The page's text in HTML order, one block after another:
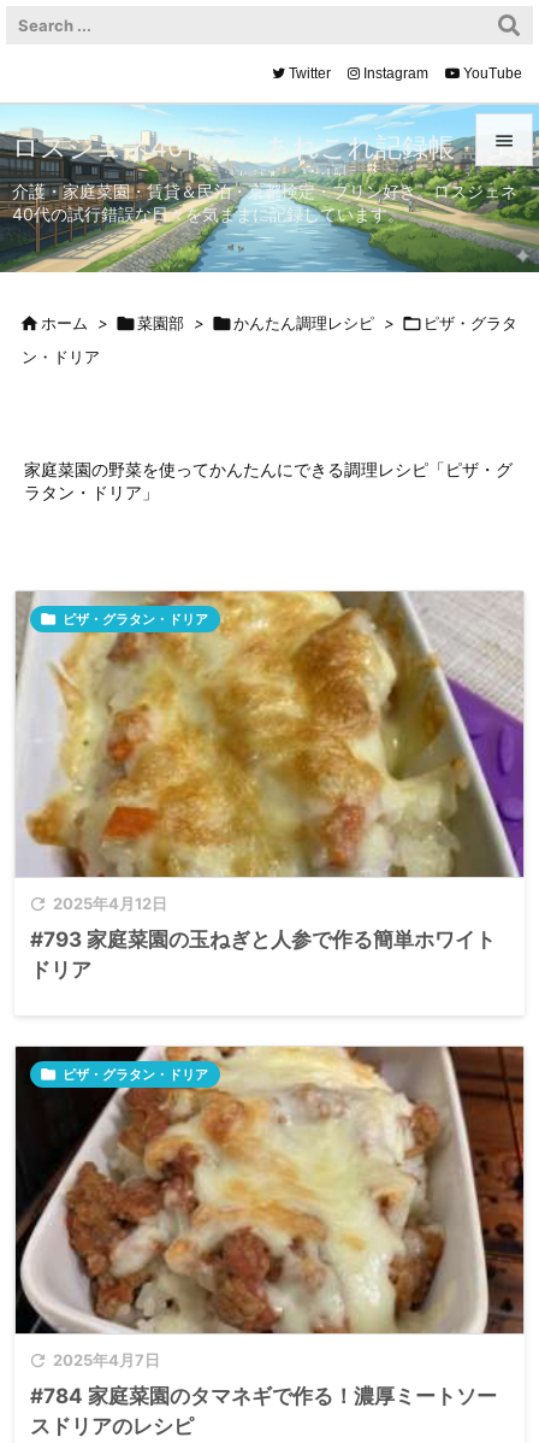


メニュ

サイド

検索
Twitter Instagram YouTube
ロスジェネ40代の、あれこれ記録帳
介護・家庭菜園・賃貸＆民泊・京都検定・プリン好き。ロスジェネ
40代の試行錯誤な日々を気ままに記録しています。
ホーム > 菜園部 > かんたん調理レシピ >  ピザ・グラタ
ン・ドリア
家庭菜園の野菜を使ってかんたんにできる調理レシピ「ピザ・グ
ラタン・ドリア」
 2025年4月12日
 ピザ・グラタン・ドリア
#793 家庭菜園の玉ねぎと人参で作る簡単ホワイト
ドリア
 2025年4月7日
 ピザ・グラタン・ドリア
#784 家庭菜園のタマネギで作る！濃厚ミートソー
スドリアのレシピ